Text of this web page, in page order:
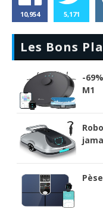
10,954 5,171
Les Bons
-
M1